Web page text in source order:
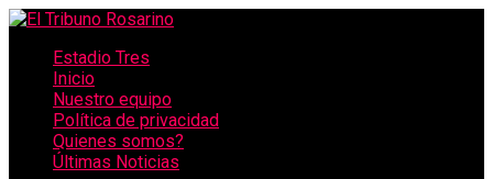
Estadio Tres
Inicio
Nuestro equipo
Política de privacidad
Quienes somos?
Últimas Noticias